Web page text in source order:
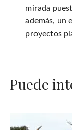
mirada
además, un
proyectos
Puede